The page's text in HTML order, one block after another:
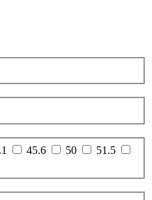
45.6 50
51.5